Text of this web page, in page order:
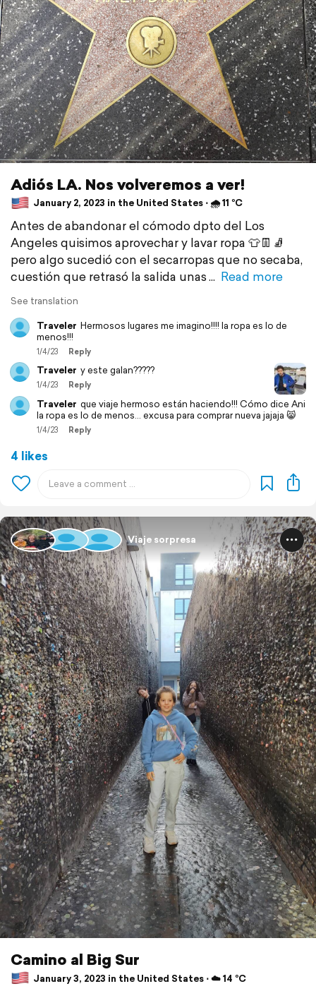
Adiós LA. Nos volveremos a ver!
January 2, 2023 in the United States ⋅ 🌧 11 °C
Antes de abandonar el cómodo dpto del Los
Angeles quisimos aprovechar y lavar ropa 👕👖🧦
pero algo sucedió con el secarropas que no secaba,
cuestión que retrasó la salida unas
Read more
See translation
Traveler Hermosos lugares me imagino!!!! la ropa es lo de
menos!!!
1/4/23 Reply
Traveler y este galan?????
1/4/23 Reply
Traveler que viaje hermoso están haciendo!!! Cómo dice Ani
la ropa es lo de menos... excusa para comprar nueva jajaja 😸
1/4/23 Reply
4 likes
Viaje sorpresa
Camino al Big Sur
January 3, 2023 in the United States ⋅ ☁️ 14 °C